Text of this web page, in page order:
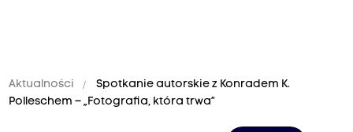
Aktualności
Spotkanie autorskie z Konradem K.
Polleschem – „Fotografia, która trwa”